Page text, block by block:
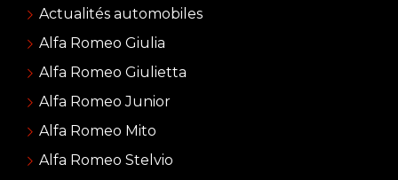
Actualités automobiles
Alfa Romeo Giulia
Alfa Romeo Giulietta
Alfa Romeo Junior
Alfa Romeo Mito
Alfa Romeo Stelvio